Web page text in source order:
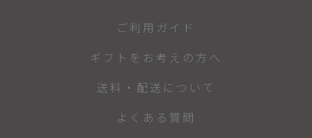
ご利用ガイド
ギフトをお考えの方へ
送料・配送について
よくある質問